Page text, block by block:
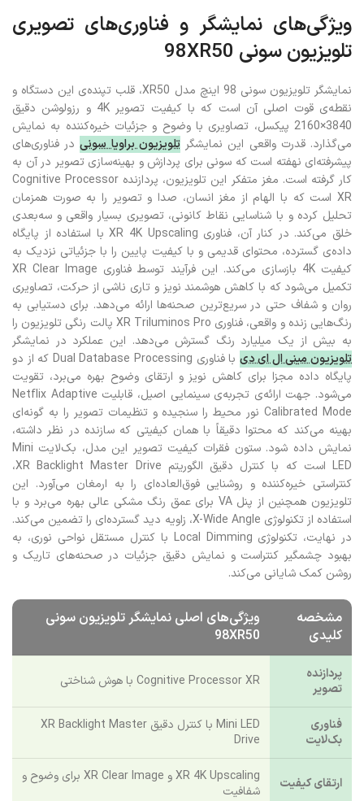
ویژگی‌های نمایشگر و فناوری‌های تصویری
تلویزیون سونی 98XR50
نمایشگر تلویزیون سونی 98 اینچ مدل XR50، قلب تپنده‌ی این دستگاه و
نقطه‌ی قوت اصلی آن است که با کیفیت تصویر 4K و رزولوشن دقیق
3840×2160 پیکسل، تصاویری با وضوح و جزئیات خیره‌کننده به نمایش
می‌گذارد. قدرت واقعی این نمایشگرتلویزیون براویا سونیدر فناوری‌های
پیشرفته‌ای نهفته است که سونی برای پردازش و بهینه‌سازی تصویر در آن به
کار گرفته است. مغز متفکر این تلویزیون، پردازنده Cognitive Processor
XR است که با الهام از مغز انسان، صدا و تصویر را به صورت همزمان
تحلیل کرده و با شناسایی نقاط کانونی، تصویری بسیار واقعی و سه‌بعدی
خلق می‌کند. در کنار آن، فناوری XR 4K Upscaling با استفاده از پایگاه
داده‌ی گسترده، محتوای قدیمی و با کیفیت پایین را با جزئیاتی نزدیک به
کیفیت 4K بازسازی می‌کند. این فرآیند توسط فناوری XR Clear Image
تکمیل می‌شود که با کاهش هوشمند نویز و تاری ناشی از حرکت، تصاویری
روان و شفاف حتی در سریع‌ترین صحنه‌ها ارائه می‌دهد. برای دستیابی به
رنگ‌هایی زنده و واقعی، فناوری XR Triluminos Pro پالت رنگی تلویزیون را
به بیش از یک میلیارد رنگ گسترش می‌دهد. این عملکرد در نمایشگر
تلویزیون مینی ال ای دی
با فناوری Dual Database Processing که از دو
پایگاه داده مجزا برای کاهش نویز و ارتقای وضوح بهره می‌برد، تقویت
می‌شود. جهت ارائه‌ی تجربه‌ی سینمایی اصیل، قابلیت Netflix Adaptive
Calibrated Mode نور محیط را سنجیده و تنظیمات تصویر را به گونه‌ای
بهینه می‌کند که محتوا دقیقاً با همان کیفیتی که سازنده در نظر داشته،
نمایش داده شود. ستون فقرات کیفیت تصویر این مدل، بک‌لایت Mini
LED است که با کنترل دقیق الگوریتم XR Backlight Master Drive،
کنتراستی خیره‌کننده و روشنایی فوق‌العاده‌ای را به ارمغان می‌آورد. این
تلویزیون همچنین از پنل VA برای عمق رنگ مشکی عالی بهره می‌برد و با
استفاده از تکنولوژی X-Wide Angle، زاویه دید گسترده‌ای را تضمین می‌کند.
در نهایت، تکنولوژی Local Dimming با کنترل مستقل نواحی نوری، به
بهبود چشمگیر کنتراست و نمایش دقیق جزئیات در صحنه‌های تاریک و
روشن کمک شایانی می‌کند.
مشخصه
کلیدی
ویژگی‌های اصلی نمایشگر تلویزیون سونی
98XR50
پردازنده
تصویر
Cognitive Processor XR با هوش شناختی
فناوری
بک‌لایت
Mini LED با کنترل دقیق XR Backlight Master
Drive
ارتقای کیفیت
XR 4K Upscaling و XR Clear Image برای وضوح و
شفافیت